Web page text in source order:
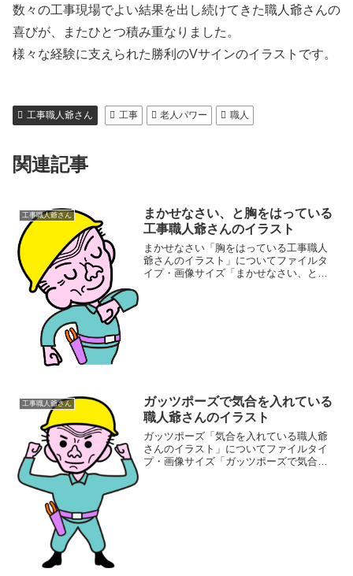
数々の工事現場でよい結果を出し続けてきた職人爺さんの
喜びが、またひとつ積み重なりました。
様々な経験に支えられた勝利のVサインのイラストです。
工事職人爺さん 工事 老人パワー 職人
関連記事
工事職人爺さん
まかせなさい、と胸をはっている
工事職人爺さんのイラスト
まかせなさい「胸をはっている工事職人
爺さんのイラスト」についてファイルタ
イプ・画像サイズ「まかせなさい、と胸
工事職人爺さん
ガッツポーズで気合を入れている
職人爺さんのイラスト
ガッツポーズ「気合を入れている職人爺
さんのイラスト」についてファイルタイ
プ・画像サイズ「ガッツポーズで気合を